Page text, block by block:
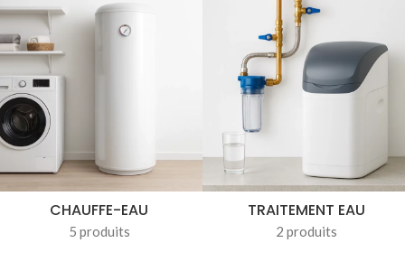
CHAUFFE-EAU
5 produits
TRAITEMENT EAU
2 produits